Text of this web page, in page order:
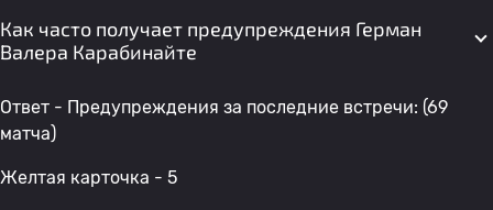
Как часто получает предупреждения Герман
Валера Карабинайте
Ответ - Предупреждения за последние встречи: (69
матча)
Желтая карточка - 5